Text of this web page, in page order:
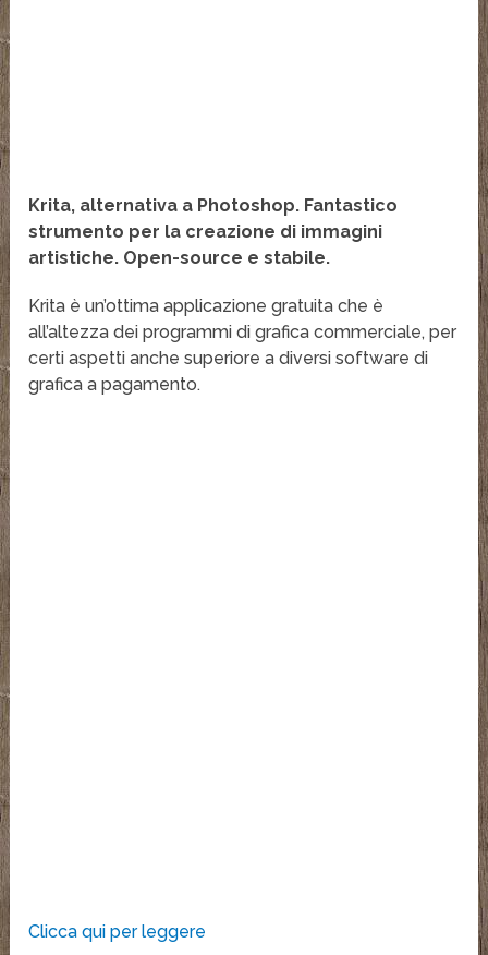
Krita, alternativa a Photoshop. Fantastico
strumento per la creazione di immagini
artistiche. Open-source e stabile.
Krita è un’ottima applicazione gratuita che è
all’altezza dei programmi di grafica commerciale, per
certi aspetti anche superiore a diversi software di
grafica a pagamento.
Clicca qui per leggere